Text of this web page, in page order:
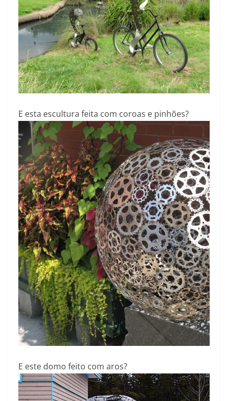
E esta escultura feita com coroas e pinhões?
E este domo feito com aros?